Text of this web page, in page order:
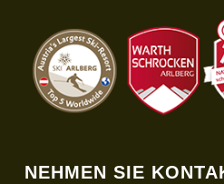
NEHMEN SIE